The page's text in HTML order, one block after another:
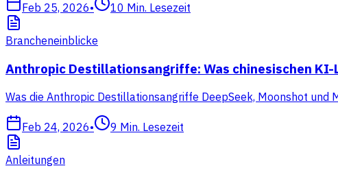
Feb 25, 2026• 10 Min. Lesezeit
Brancheneinblicke
Anthropic Destillationsangriffe: Was chinesischen
Was die Anthropic Destillationsangriffe DeepSeek, Moonshot
Feb 24, 2026• 9 Min. Lesezeit
Anleitungen